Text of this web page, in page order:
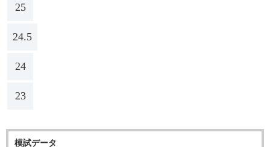
25
24.5
24
23
模試データ